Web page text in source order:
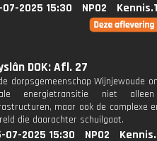
07-2025 15:30 NPO2
DOK: Afl. 27
dorpsgemeenschap Wijnjewoude
energietransitie niet
maar ook de complexe
die daarachter schuilgaat.
07-2025 15:30 NPO2